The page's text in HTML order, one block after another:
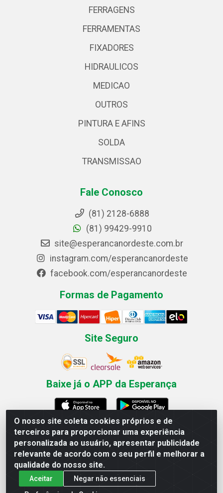
O nosso site coleta cookies próprios e de
terceiros para proporcionar uma experiência
personalizada ao usuário, apresentar publicidade
relevante de acordo com o seu perfil e melhorar a
qualidade do nosso site.
Aceitar
Negar não essenciais
FERRAGENS
FERRAMENTAS
FIXADORES
HIDRAULICOS
MEDICAO
OUTROS
PINTURA E AFINS
SOLDA
TRANSMISSAO
Fale Conosco
(81) 2128-6888
(81) 99429-9910
site@esperancanordeste.com.br
instagram.com/esperancanordeste
facebook.com/esperancanordeste
Formas de Pagamento
Site Seguro
Baixe já o APP da Esperança
Esperança Nordeste - Rua Professor Caldas Filho, 291 -
Estância - Recife / PE CEP: 50771-335 - CNPJ
03.666.136/0001-23